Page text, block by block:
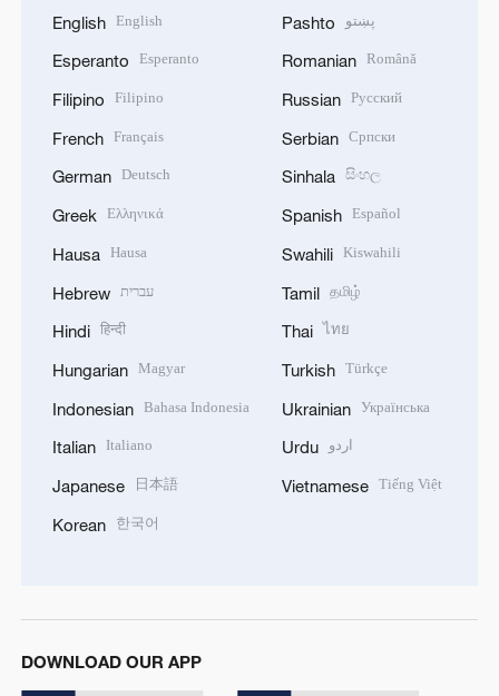
English English
Esperanto Esperanto
Filipino Filipino
French Français
German Deutsch
Greek Ελληνικά
Hausa Hausa
Hebrew עברית
Hindi हिन्दी
Hungarian Magyar
Indonesian Bahasa Indonesia
Italian Italiano
Japanese 日本語
Korean 한국어
Pashto پښتو
Romanian Română
Russian Русский
Serbian Српски
Sinhala සිංහල
Spanish Español
Swahili Kiswahili
Tamil தமிழ்
Thai ไทย
Turkish Türkçe
Ukrainian Українська
Urdu اردو
Vietnamese Tiếng Việt
DOWNLOAD OUR APP